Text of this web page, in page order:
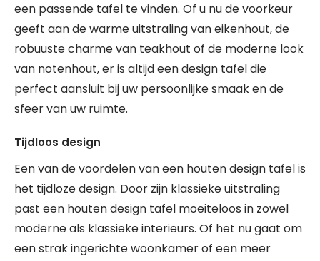
een passende tafel te vinden. Of u nu de voorkeur
geeft aan de warme uitstraling van eikenhout, de
robuuste charme van teakhout of de moderne look
van notenhout, er is altijd een design tafel die
perfect aansluit bij uw persoonlijke smaak en de
sfeer van uw ruimte.
Tijdloos design
Een van de voordelen van een houten design tafel is
het tijdloze design. Door zijn klassieke uitstraling
past een houten design tafel moeiteloos in zowel
moderne als klassieke interieurs. Of het nu gaat om
een strak ingerichte woonkamer of een meer